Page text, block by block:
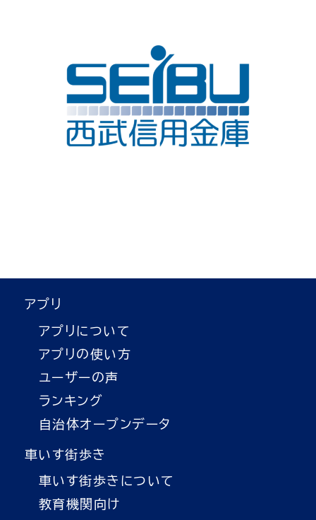
アプリ
アプリについて
アプリの使い方
ユーザーの声
ランキング
自治体オープンデータ
車いす街歩き
車いす街歩きについて
教育機関向け